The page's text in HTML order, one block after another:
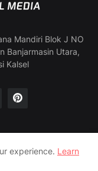
Mandiri Blok J NO
Banjarmasin Utara,
Kalsel
Wartawan
experience. Learn